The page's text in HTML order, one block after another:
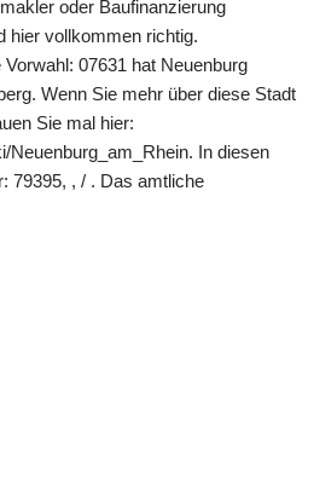
oder Baufinanzierung
hier vollkommen richtig.
07631 hat Neuenburg
Wenn Sie mehr über diese Stadt
Sie mal hier:
Neuenburg_am_Rhein. In diesen
79395, , / . Das amtliche